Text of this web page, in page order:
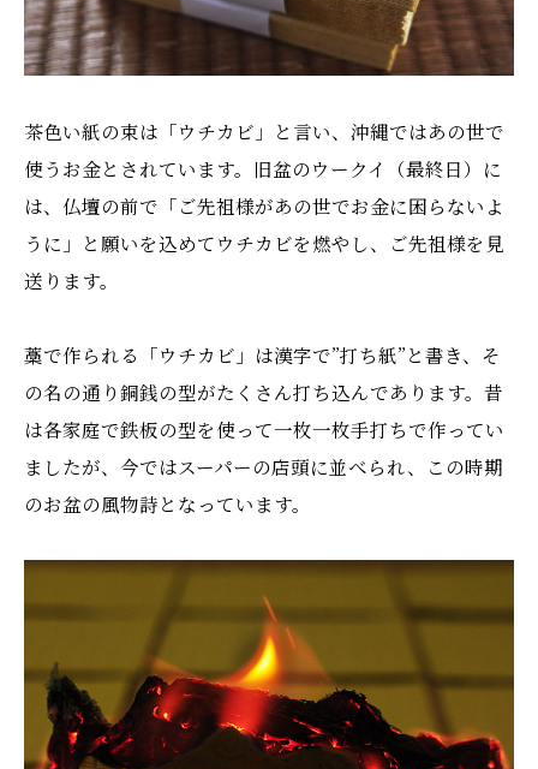
茶色い紙の束は「ウチカビ」と言い、沖縄ではあの世で
使うお金とされています。旧盆のウークイ（最終日）に
は、仏壇の前で「ご先祖様があの世でお金に困らないよ
うに」と願いを込めてウチカビを燃やし、ご先祖様を見
送ります。
藁で作られる「ウチカビ」は漢字で”打ち紙”と書き、そ
の名の通り銅銭の型がたくさん打ち込んであります。昔
は各家庭で鉄板の型を使って一枚一枚手打ちで作ってい
ましたが、今ではスーパーの店頭に並べられ、この時期
のお盆の風物詩となっています。